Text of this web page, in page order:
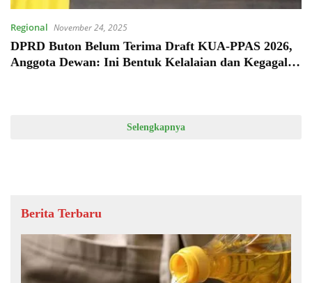
Regional November 24, 2025
DPRD Buton Belum Terima Draft KUA-PPAS 2026,
Anggota Dewan: Ini Bentuk Kelalaian dan Kegagalan
Selengkapnya
Berita Terbaru